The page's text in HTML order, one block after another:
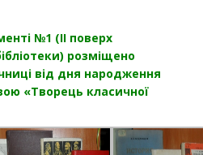
№1 (II поверх
розміщено
від дня народження
«Творець класичної